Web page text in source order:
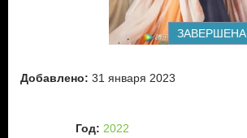
Волей случая Чжао Пань Эр и Гу Цянь
понимают, что их истории очень похожи, и
помочь друг другу в поисках правды.
маленькую чайную в самый популярный
ЗАВЕРШЕНА
Добавлено: 31 января 2023
Год: 2022